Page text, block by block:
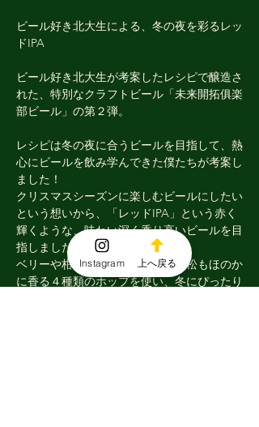
ビール好き北大生による、冬の夜を彩るレッ
ドIPA
ビール好き北大生が考案したレシピで醸造さ
れた、特別なクラフトビール「未来開拓俱楽
部ビール」の第２弾。
レシピは冬の夜に合うビールを目指して、熱
心にビールを飲み学んできた僕たちが考案し
ました！
​クリスマスシーズンに楽しむビールにしたい
という想いから、「レッドIPA」という赤く
輝くような、味わい深く香り高いビールを目
指しました。
ベリーや柑橘系の香りを中心に、松もほのか
に香る４種類のホップを使い、冬にぴったり
Instagram 上へ戻る